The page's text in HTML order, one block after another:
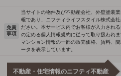
免責
事項
当サイトの物件及び不動産会社、外壁塗装
報であり、ニフティライフスタイル株式会
ださい。本サービス内でお客様が入力され
の定める個人情報規約に従って取り扱われま
マンション情報の一部の販売価格、賃料、
ータを表示しています。
不動産・住宅情報のニフティ不動産